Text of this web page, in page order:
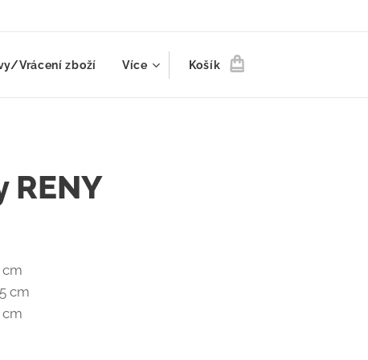
Vrácení zboží Více Košík
RENY
cm
cm
cm